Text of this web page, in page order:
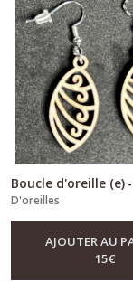
Boucle d'oreille (e) -
D'oreilles
AJOUTER AU
15€